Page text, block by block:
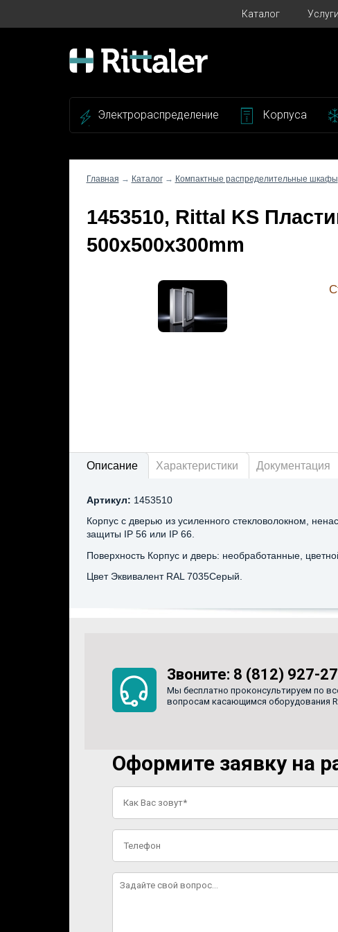
Каталог Услуги
Электрораспределение Корпуса
Главная → Каталог→ Компактные распределительные шкафы
1453510, Rittal KS
500x500x300mm
Описание Характеристики Документация
Артикул: 1453510
Корпус с дверью из усиленного стекловолокном,
защиты IP 56 или IP 66.
Поверхность Корпус и дверь: необработанные,
Цвет Эквивалент RAL 7035Серый.
Звоните: 8 (812) 927-
Мы бесплатно проконсультируем по
вопросам касающимся оборудования
Оформите заявку на